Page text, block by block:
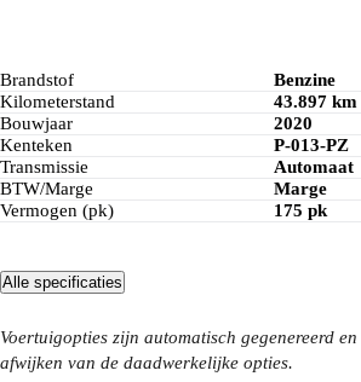
Brandstof
Benzine
Kilometerstand
43.897 km
Bouwjaar
2020
Kenteken
P-013-PZ
Transmissie
Automaat
BTW/Marge
Marge
Vermogen (pk)
175 pk
Alle specificaties
Voertuigopties zijn automatisch gegenereerd
afwijken van de daadwerkelijke opties.